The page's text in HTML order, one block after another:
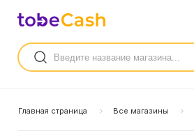
Главная страница Все магазины